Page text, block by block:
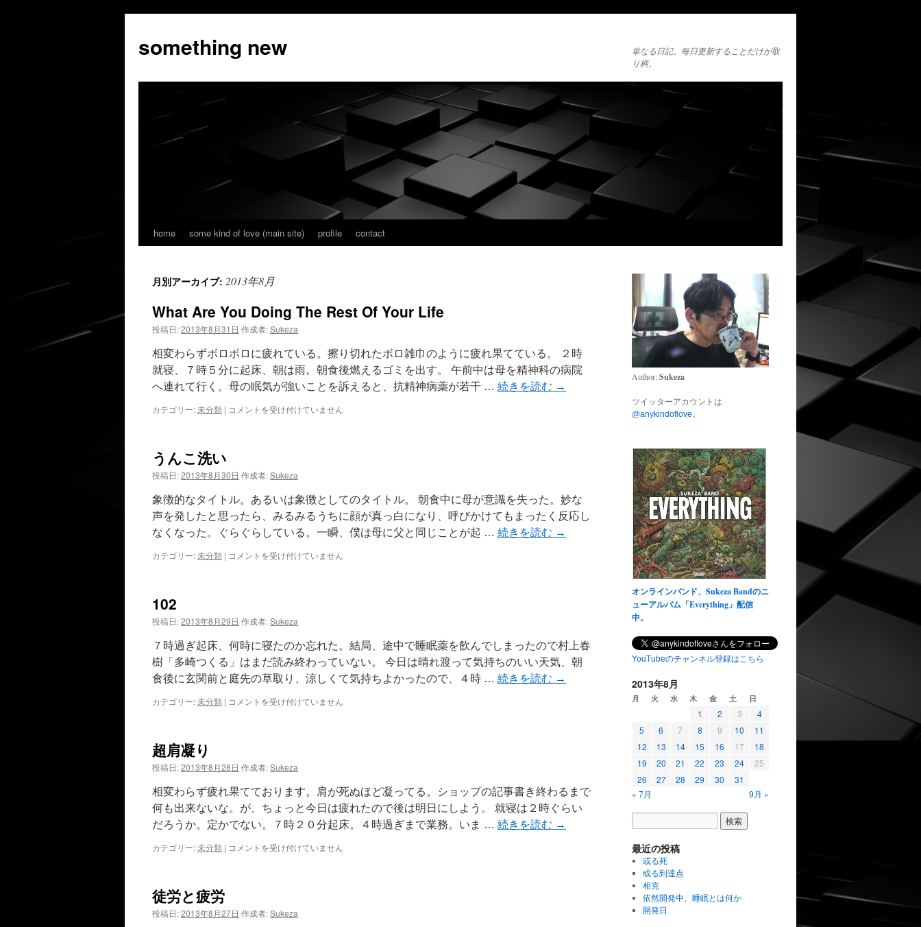
テ
ン
へ
something new
単なる日記。毎日更新することだけが取
り柄。
home some kind of love (main site) profile contact
月別アーカイブ: 2013年8月
What Are You Doing The Rest Of Your Life
投稿日:2013年8月31日 作成者:Sukeza
相変わらずボロボロに疲れている。擦り切れたボロ雑巾のように疲れ果てている。 ２時
就寝、７時５分に起床、朝は雨。朝食後燃えるゴミを出す。 午前中は母を精神科の病院
へ連れて行く。母の眠気が強いことを訴えると、抗精神病薬が若干 … 続きを読む →
カテゴリー:未分類 | What
Rest
Of
Your
Life
は
コメントを受け付けていません
うんこ洗い
投稿日:2013年8月30日 作成者:Sukeza
象徴的なタイトル。あるいは象徴としてのタイトル。 朝食中に母が意識を失った。妙な
声を発したと思ったら、みるみるうちに顔が真っ白になり、呼びかけてもまったく反応し
なくなった。ぐらぐらしている。一瞬、僕は母に父と同じことが起 … 続きを読む →
カテゴリー:未分類 | う
は
コメントを受け付けていません
102
投稿日:2013年8月29日 作成者:Sukeza
７時過ぎ起床、何時に寝たのか忘れた。結局、途中で睡眠薬を飲んでしまったので村上春
樹「多崎つくる」はまだ読み終わっていない。 今日は晴れ渡って気持ちのいい天気、朝
食後に玄関前と庭先の草取り、涼しくて気持ちよかったので、４時 … 続きを読む →
カテゴリー:未分類 | 102
コメントを受け付けていません
超肩凝り
投稿日:2013年8月28日 作成者:Sukeza
相変わらず疲れ果てております。肩が死ぬほど凝ってる。ショップの記事書き終わるまで
何も出来ないな。が、ちょっと今日は疲れたので後は明日にしよう。 就寝は２時ぐらい
だろうか。定かでない。７時２０分起床。４時過ぎまで業務。いま … 続きを読む →
カテゴリー:未分類 | 超
コメントを受け付けていません
徒労と疲労
投稿日:2013年8月27日 作成者:Sukeza
Author:Sukeza
ツイッターアカウントは
@anykindoflove。
オンラインバンド、Sukeza Bandのニ
ューアルバム「Everything」配信
中。
YouTubeのチャンネル登録はこちら
2013年8月
月 火 水 木 金 土 日
1 2 3
4
5
6 7 8 9 10
11
12
13 14 15 16 17
18
19
20 21 22 23 24
25
26
27 28 29 30
31
« 7月
9月 »
最近の投稿
或る死
或る到達点
相克
依然開発中、睡眠とは何か
開発日